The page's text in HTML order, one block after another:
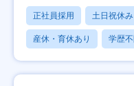
正社員採用 土日祝休み
産休・育休あり 学歴